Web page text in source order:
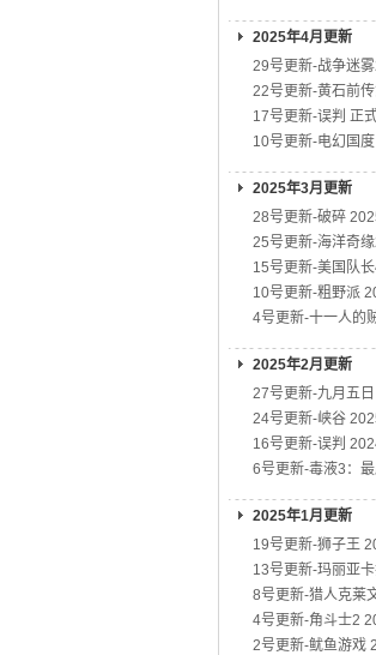
2025年4月更新
29号更新-战争迷
22号更新-黄石前
17号更新-误判 正
10号更新-电幻国
2025年3月更新
28号更新-破碎
25号更新-海洋奇
15号更新-美国队
10号更新-粗野派
4号更新-十一人的
2025年2月更新
27号更新-九月五
24号更新-峡谷
16号更新-误判
6号更新-毒液3：最
2025年1月更新
19号更新-狮子王
13号更新-玛丽亚
8号更新-猎人克莱
4号更新-角斗士2
2号更新-鱿鱼游戏